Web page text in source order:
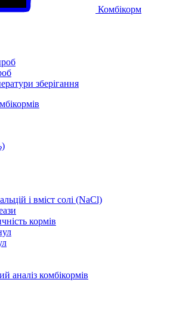
Комбікорм
зберігання
і вміст солі (NaCl)
кормів
аналіз комбікормів